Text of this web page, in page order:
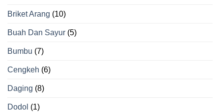
Briket Arang (10)
Buah Dan Sayur (5)
Bumbu (7)
Cengkeh (6)
Daging (8)
Dodol (1)